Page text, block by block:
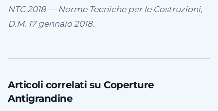
NTC 2018 — Norme Tecniche per le Costruzioni,
D.M. 17 gennaio 2018.
Articoli correlati su Coperture
Antigrandine